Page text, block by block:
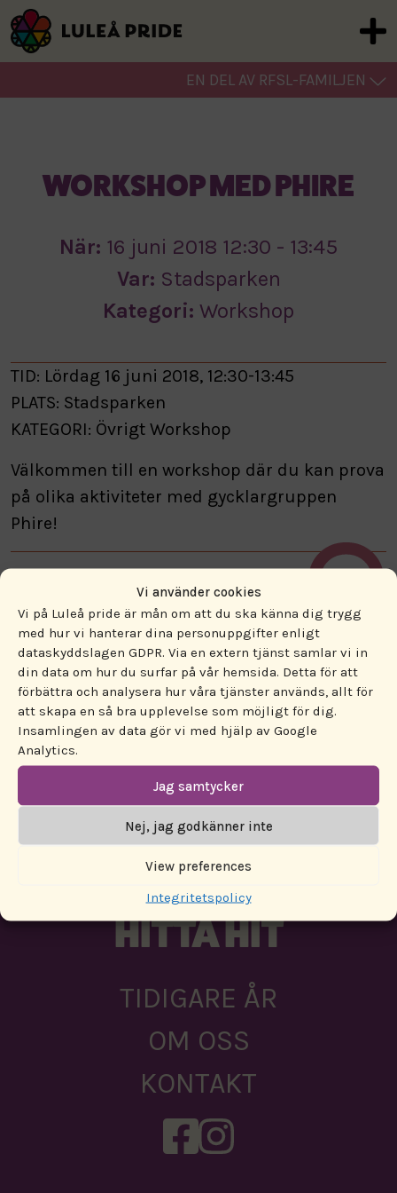
Vi använder cookies
Vi på Luleå pride är mån om att du ska känna dig trygg
med hur vi hanterar dina personuppgifter enligt
dataskyddslagen GDPR. Via en extern tjänst samlar vi in
din data om hur du surfar på vår hemsida. Detta för att
förbättra och analysera hur våra tjänster används, allt för
att skapa en så bra upplevelse som möjligt för dig.
Insamlingen av data gör vi med hjälp av Google
Analytics.
Jag samtycker
Nej, jag godkänner inte
View preferences
Integritetspolicy
EN DEL AV RFSL-FAMILJEN
WORKSHOP MED PHIRE
När: 16 juni 2018 12:30 - 13:45
Var: Stadsparken
Kategori: Workshop
TID: Lördag 16 juni 2018, 12:30-13:45
PLATS: Stadsparken
KATEGORI: Övrigt Workshop
Välkommen till en workshop där du kan prova
på olika aktiviteter med gycklargruppen
Phire!
ENGAGERA DIG!
PROGRAM
PARTNERS
AKTUELLT
HITTA HIT
TIDIGARE ÅR
OM OSS
KONTAKT